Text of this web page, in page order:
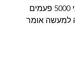
וירדנו מהמגלשות לדעתי 5000 פעמים
למעשה אומר